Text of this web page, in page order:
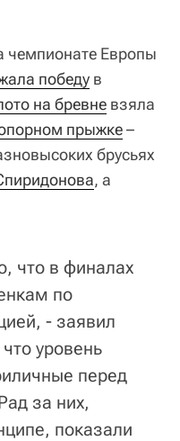
чемпионате Европы
победу в
на бревне взяла
прыжке–
брусьях
, а
что в финалах
по
- заявил
уровень
перед
за них,
показали